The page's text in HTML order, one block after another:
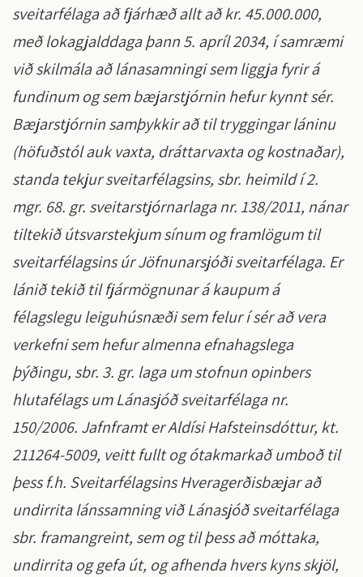
sveitarfélaga að fjárhæð allt að kr. 45.000.000,
með lokagjalddaga þann 5. apríl 2034, í samræmi
við skilmála að lánasamningi sem liggja fyrir á
fundinum og sem bæjarstjórnin hefur kynnt sér.
Bæjarstjórnin samþykkir að til tryggingar láninu
(höfuðstól auk vaxta, dráttarvaxta og kostnaðar),
standa tekjur sveitarfélagsins, sbr. heimild í 2.
mgr. 68. gr. sveitarstjórnarlaga nr. 138/2011, nánar
tiltekið útsvarstekjum sínum og framlögum til
sveitarfélagsins úr Jöfnunarsjóði sveitarfélaga. Er
lánið tekið til fjármögnunar á kaupum á
félagslegu leiguhúsnæði sem felur í sér að vera
verkefni sem hefur almenna efnahagslega
þýðingu, sbr. 3. gr. laga um stofnun opinbers
hlutafélags um Lánasjóð sveitarfélaga nr.
150/2006. Jafnframt er Aldísi Hafsteinsdóttur, kt.
211264-5009, veitt fullt og ótakmarkað umboð til
þess f.h. Sveitarfélagsins Hveragerðisbæjar að
undirrita lánssamning við Lánasjóð sveitarfélaga
sbr. framangreint, sem og til þess að móttaka,
undirrita og gefa út, og afhenda hvers kyns skjöl,